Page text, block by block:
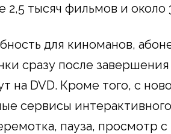
2,5 тысяч фильмов и около
для киноманов,
сразу после завершения
на DVD. Кроме того, с
сервисы
пауза, просмотр с